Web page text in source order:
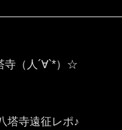
寺（人´∀`*）☆
塔寺遠征レポ♪